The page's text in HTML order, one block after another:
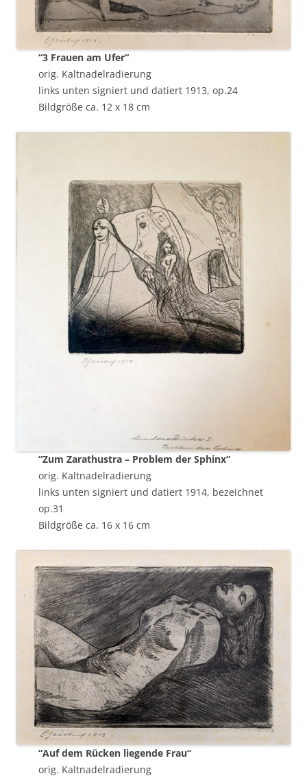
“3 Frauen am Ufer“
orig. Kaltnadelradierung
links unten signiert und datiert 1913, op.24
Bildgröße ca. 12 x 18 cm
“Zum Zarathustra – Problem der Sphinx“
orig. Kaltnadelradierung
links unten signiert und datiert 1914, bezeichnet
op.31
Bildgröße ca. 16 x 16 cm
“Auf dem Rücken liegende Frau“
orig. Kaltnadelradierung